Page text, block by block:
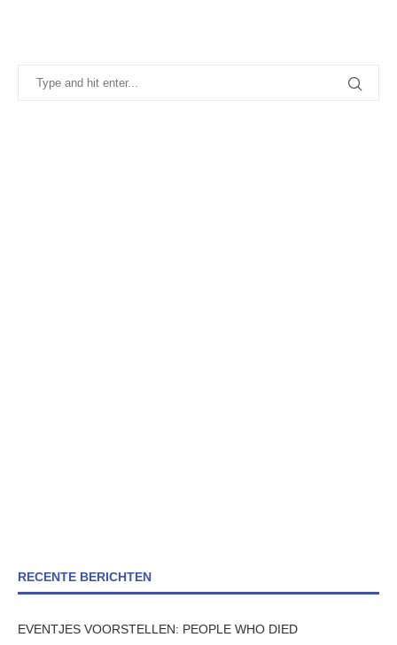
RECENTE BERICHTEN
EVENTJES VOORSTELLEN: PEOPLE WHO DIED